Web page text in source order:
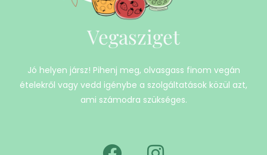
Vegasziget
Jó helyen jársz! Pihenj meg, olvasgass finom vegán
ételekről vagy vedd igénybe a szolgáltatások közül azt,
ami számodra szükséges.